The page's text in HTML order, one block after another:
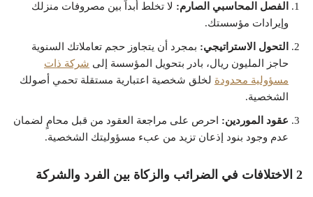
الفصل المحاسبي الصارم: لا تخلط أبداً بين مصروفات منزلك
وإيرادات مؤسستك.
التحول الاستراتيجي: بمجرد أن يتجاوز حجم تعاملاتك السنوية
حاجز المليون ريال، بادر بتحويل المؤسسة إلى شركة ذات
مسؤولية محدودة لخلق شخصية اعتبارية مستقلة تحمي أصولك
الشخصية.
عقود الموردين: احرص على مراجعة العقود من قبل محامٍ لضمان
عدم وجود بنود إذعان تزيد من عبء مسؤوليتك الشخصية.
2 الاختلافات في الضرائب والزكاة بين الفرد والشركة